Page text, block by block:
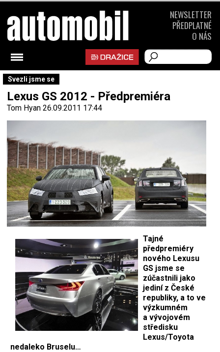
Svezli jsme se
Lexus GS 2012 - Předpremiéra
Tom Hyan 26.09.2011 17:44
Tajné
předpremiéry
nového Lexusu
GS jsme se
zúčastnili jako
jediní z České
republiky, a to ve
výzkumném
a vývojovém
středisku
Lexus/Toyota
nedaleko Bruselu…
NEWSLETTER
PŘEDPLATNÉ
O NÁS